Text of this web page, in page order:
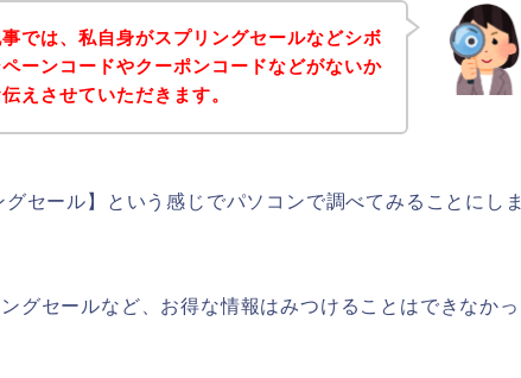
では、私自身がスプリングセールなどシボ
ーンコードやクーポンコードなどがないか
えさせていただきます。
セール】という感じでパソコンで調べてみることにしま
グセールなど、お得な情報はみつけることはできなかっ